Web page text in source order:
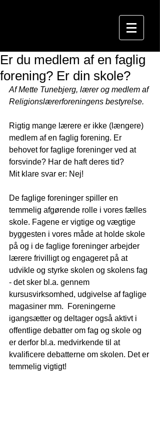
Er du medlem af en faglig
forening? Er din skole?
Af Mette Tunebjerg, lærer og medlem af
Religionslærerforeningens bestyrelse.
Rigtig mange lærere er ikke (længere)
medlem af en faglig forening. Er
behovet for faglige foreninger ved at
forsvinde? Har de haft deres tid?
Mit klare svar er: Nej!
De faglige foreninger spiller en
temmelig afgørende rolle i vores fælles
skole. Fagene er vigtige og vægtige
byggesten i vores måde at holde skole
på og i de faglige foreninger arbejder
lærere frivilligt og engageret på at
udvikle og styrke skolen og skolens fag
- det sker bl.a. gennem
kursusvirksomhed, udgivelse af faglige
magasiner mm.  Foreningerne
igangsætter og deltager også aktivt i
offentlige debatter om fag og skole og
er derfor bl.a. medvirkende til at
kvalificere debatterne om skolen. Det er
temmelig vigtigt!